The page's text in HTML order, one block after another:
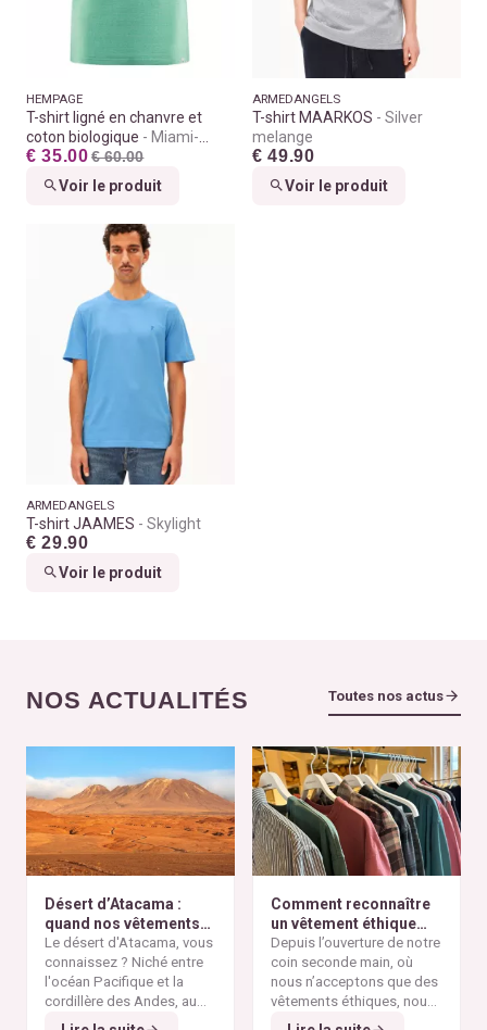
HEMPAGE
T-shirt ligné en chanvre et
coton biologique
Miami-
Nature
€ 35.00 € 60.00
Voir le produit
ARMEDANGELS
T-shirt MAARKOS
Silver
melange
€ 49.90
Voir le produit
ARMEDANGELS
T-shirt JAAMES Skylight
€ 29.90
Voir le produit
NOS ACTUALITÉS Toutes nos actus
Désert d’Atacama :
quand nos vêtements
finissent à l’autre bout
du monde
Le désert d'Atacama, vous
connaissez ? Niché entre
l'océan Pacifique et la
cordillère des Andes, au
nord du Chili, il est
Alors pourquoi parler du
Comment reconnaître
un vêtement éthique
selon nos critères ?
Depuis l’ouverture de notre
coin seconde main, où
nous n’acceptons que des
vêtements éthiques, nous
avons remarqué qu’il n’est